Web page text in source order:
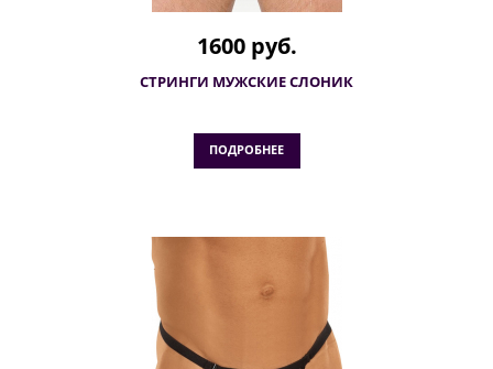
1600 руб.
СТРИНГИ МУЖСКИЕ СЛОНИК
ПОДРОБНЕЕ